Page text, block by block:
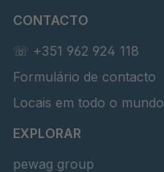
CONTACTO
☏ +351 962 924 118
Formulário de contacto
Locais em todo o mundo
EXPLORAR
pewag group